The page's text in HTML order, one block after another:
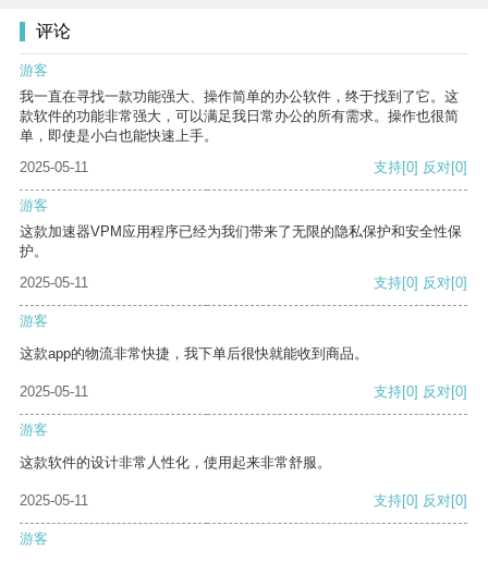
评论
游客
我一直在寻找一款功能强大、操作简单的办公软件，终于找到了它。这
款软件的功能非常强大，可以满足我日常办公的所有需求。操作也很简
单，即使是小白也能快速上手。
2025-05-11
支持[0] 反对[0]
游客
这款加速器VPM应用程序已经为我们带来了无限的隐私保护和安全性保
护。
2025-05-11
支持[0] 反对[0]
游客
这款app的物流非常快捷，我下单后很快就能收到商品。
2025-05-11 支持[0] 反对[0]
游客
这款软件的设计非常人性化，使用起来非常舒服。
2025-05-11 支持[0] 反对[0]
游客